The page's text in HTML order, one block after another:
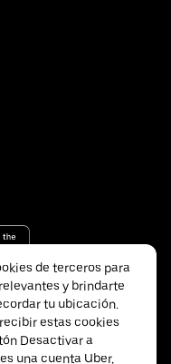
de terceros para
y brindarte
tu ubicación.
estas cookies
Desactivar a
una cuenta Uber,